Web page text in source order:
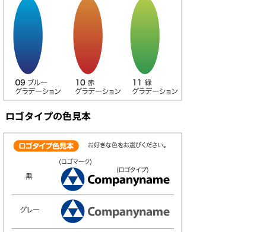
ロゴタイプの色見本